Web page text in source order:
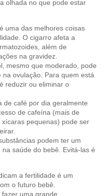
olhada no que pode estar
uma das melhores coisas
O cigarro afeta a
além de
na gravidez.
mesmo que moderado, pode
ovulação. Para quem está
reduzir ou eliminar o
de café por dia geralmente
de cafeína (mais de
pequenas) pode ser
podem ter um
saúde do bebê. Evitá-las é
a fertilidade é um
o futuro bebê.
uma grande